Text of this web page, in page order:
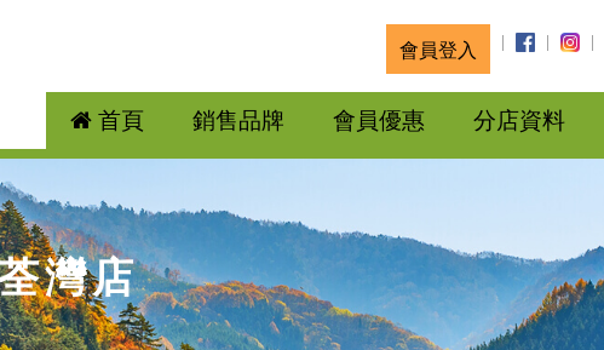
會員登入
首頁 銷售品牌 會員優惠 分店資料
灣店